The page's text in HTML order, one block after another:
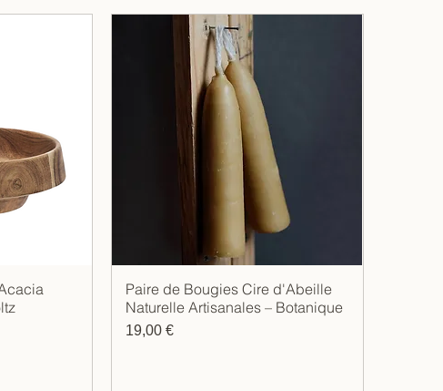
Aperçu rapide
Paire de Bougies Cire d'Abeille
Naturelle Artisanales – Botanique
Prix
19,00 €